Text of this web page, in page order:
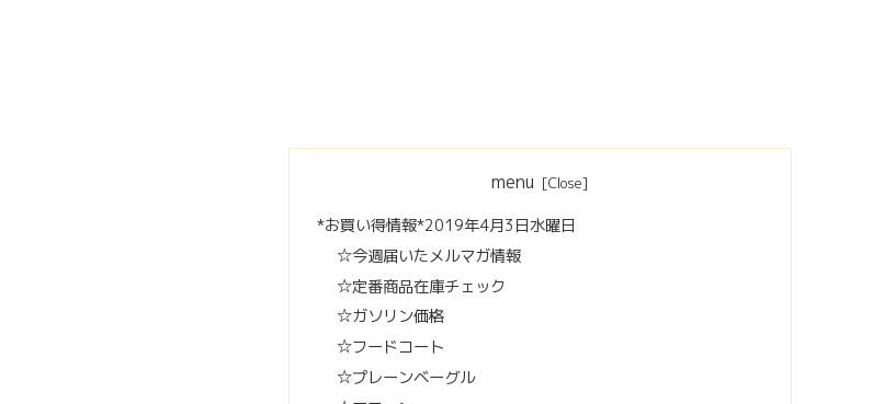
menu
*お買い得情報*2019年4月3日水曜日
☆今週届いたメルマガ情報
☆定番商品在庫チェック
☆ガソリン価格
☆フードコート
☆プレーンベーグル